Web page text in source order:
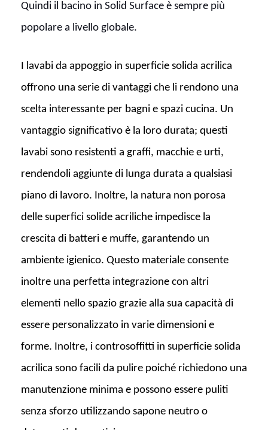
Quindi il bacino in Solid Surface è sempre più
popolare a livello globale.
I lavabi da appoggio in superficie solida acrilica
offrono una serie di vantaggi che li rendono una
scelta interessante per bagni e spazi cucina. Un
vantaggio significativo è la loro durata; questi
lavabi sono resistenti a graffi, macchie e urti,
rendendoli aggiunte di lunga durata a qualsiasi
piano di lavoro. Inoltre, la natura non porosa
delle superfici solide acriliche impedisce la
crescita di batteri e muffe, garantendo un
ambiente igienico. Questo materiale consente
inoltre una perfetta integrazione con altri
elementi nello spazio grazie alla sua capacità di
essere personalizzato in varie dimensioni e
forme. Inoltre, i controsoffitti in superficie solida
acrilica sono facili da pulire poiché richiedono una
manutenzione minima e possono essere puliti
senza sforzo utilizzando sapone neutro o